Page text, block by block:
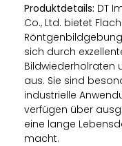
Produktdetails: DT
Co., Ltd. bietet
sich durch
Bildwiederholraten
aus. Sie sind
industrielle
verfügen über
eine lange
macht.